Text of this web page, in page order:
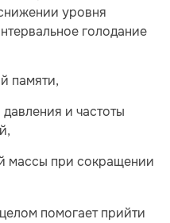
уровня
голодание
памяти,
и частоты
массы при сокращении
помогает прийти